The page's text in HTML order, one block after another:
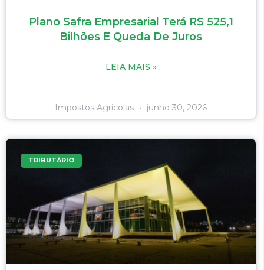
Plano Safra Empresarial Terá R$ 525,1
Bilhões E Queda De Juros
LEIA MAIS »
Impostos Agricolas junho 30, 2026
TRIBUTÁRIO